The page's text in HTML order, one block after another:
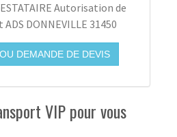
Autorisation de
DONNEVILLE 31450
DEMANDE DE DEVIS
VIP pour vous